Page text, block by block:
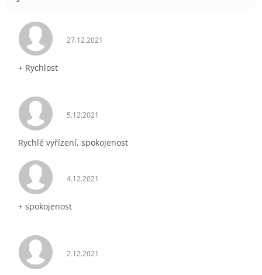
Hodnocení obchodu je 5 z 5 hvězdiček.
27.12.2021
+ Rychlost
Hodnocení obchodu je 5 z 5 hvězdiček.
5.12.2021
Rychlé vyřízení, spokojenost
Hodnocení obchodu je 5 z 5 hvězdiček.
4.12.2021
+ spokojenost
Hodnocení obchodu je 5 z 5 hvězdiček.
2.12.2021